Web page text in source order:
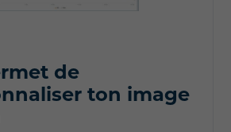
de
ton image